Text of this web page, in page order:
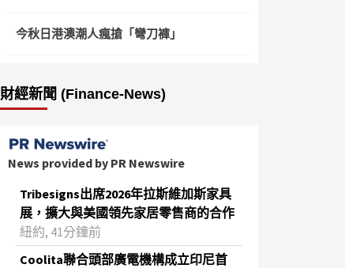
今秋日港澳潮人瘋搶「彎刀褲」
財經新聞 (Finance-News)
News provided by PR Newswire
Tribesigns出席2026年拉斯維加斯家具
展，擴大與美國領先家居零售商的合作
紐約, 41分鐘前
Coolita聯合頭部廣電機構成立印尼首